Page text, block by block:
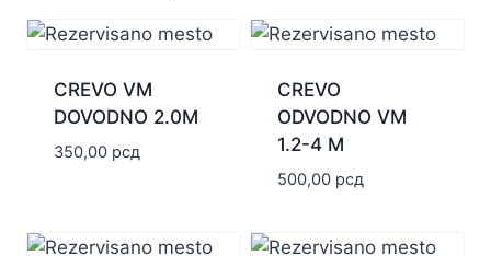
CREVO VM
DOVODNO 2.0M
350,00 рсд
CREVO
ODVODNO VM
1.2-4 M
500,00 рсд